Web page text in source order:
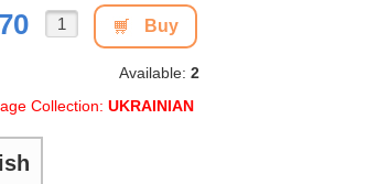
Buy
Available: 2
Collection: UKRAINIAN